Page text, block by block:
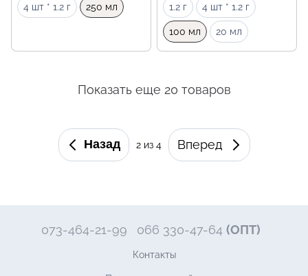
4 шт * 1.2 г 250 мл 1.2 г 4 шт * 1.2 г
100 мл 20 мл
Показать еще 20 товаров
Назад 2из 4 Вперед
073-464-21-99 066 330-47-64 (ОПТ)
Контакты